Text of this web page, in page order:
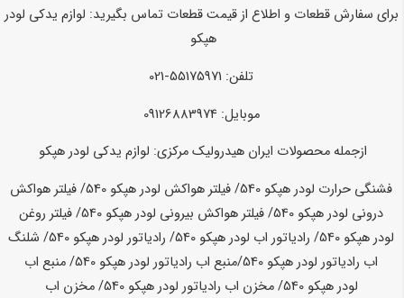
برای سفارش قطعات و اطلاع از قیمت قطعات تماس بگیرید: لوازم یدکی لودر
هپکو
تلفن: 55175971-021
موبایل: 09126883974
ازجمله محصولات ایران هیدرولیک مرکزی: لوازم یدکی لودر هپکو
فشنگی حرارت لودر هپکو 540/ فیلتر هواکش لودر
هپکو
/ فیلتر هواکش
درونی لودرهپکو / فیلتر هواکش بیرونی لودرهپکو
/ فیلتر روغن
لودرهپکو / رادیاتور اب لودرهپکو / رادیاتور لودرهپکو
/ شلنگ
اب رادیاتور لودرهپکو /منبع اب رادیاتور لودرهپکو
/ منبع اب
لودرهپکو 540 / مخزن اب رادیاتور لودرهپکو 540
/ مخزن اب